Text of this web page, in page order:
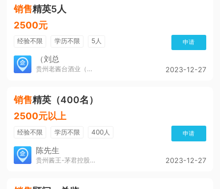
销售精英5人
2500元
经验不限 学历不限 5人 申请
（刘总
贵州老酱台酒业（集团）有限公司 2023-12-27
销售精英（400名）
2500元以上
经验不限 学历不限 400人 申请
陈先生
贵州酱王-茅君控股集团 2023-12-27